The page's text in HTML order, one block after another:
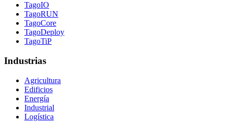
TagoIO
TagoRUN
TagoCore
TagoDeploy
TagoTiP
Industrias
Agricultura
Edificios
Energía
Industrial
Logística